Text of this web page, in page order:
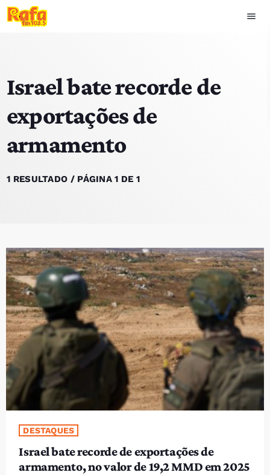
menu
play_arrow OUVIR RAFA
HOME
NOTÍCIAS
PODCASTS
PROGRAMAS
VIDEOS
EVENTOS
CONTACTOS
PORTUGUÊS keyboard_arrow_down
TÉTUM
PORTUGUÊS
PRÓXIMOS PROGRAMAS
Israel bate recorde de
exportações de
armamento
1 RESULTADO / PÁGINA 1 DE 1
DESTAQUES
Israel bate recorde de exportações de
armamento, no valor de 19,2 MMD em 2025